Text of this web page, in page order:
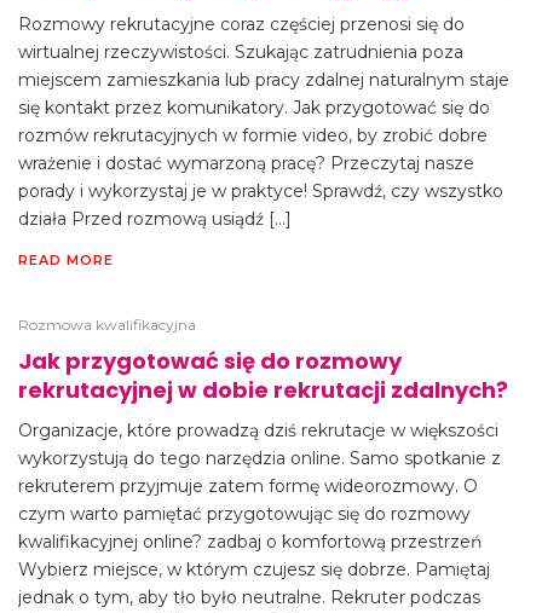
Rozmowy rekrutacyjne coraz częściej przenosi się do
wirtualnej rzeczywistości. Szukając zatrudnienia poza
miejscem zamieszkania lub pracy zdalnej naturalnym staje
się kontakt przez komunikatory. Jak przygotować się do
rozmów rekrutacyjnych w formie video, by zrobić dobre
wrażenie i dostać wymarzoną pracę? Przeczytaj nasze
porady i wykorzystaj je w praktyce! Sprawdź, czy wszystko
działa Przed rozmową usiądź […]
READ MORE
Rozmowa kwalifikacyjna
Jak przygotować się do rozmowy
rekrutacyjnej w dobie rekrutacji zdalnych?
Organizacje, które prowadzą dziś rekrutacje w większości
wykorzystują do tego narzędzia online. Samo spotkanie z
rekruterem przyjmuje zatem formę wideorozmowy. O
czym warto pamiętać przygotowując się do rozmowy
kwalifikacyjnej online? zadbaj o komfortową przestrzeń
Wybierz miejsce, w którym czujesz się dobrze. Pamiętaj
jednak o tym, aby tło było neutralne. Rekruter podczas